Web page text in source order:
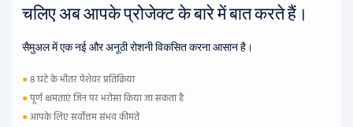
चलिए अब आपके प्रोजेक्ट के बारे में बात करते हैं।
सैमुअल में एक नई और अनूठी रोशनी विकसित करना आसान है।
●8 घंटे के भीतर पेशेवर प्रतिक्रिया
●पूर्ण क्षमताएं जिन पर भरोसा किया जा सकता है
●आपके लिए सर्वोत्तम संभव कीमतें